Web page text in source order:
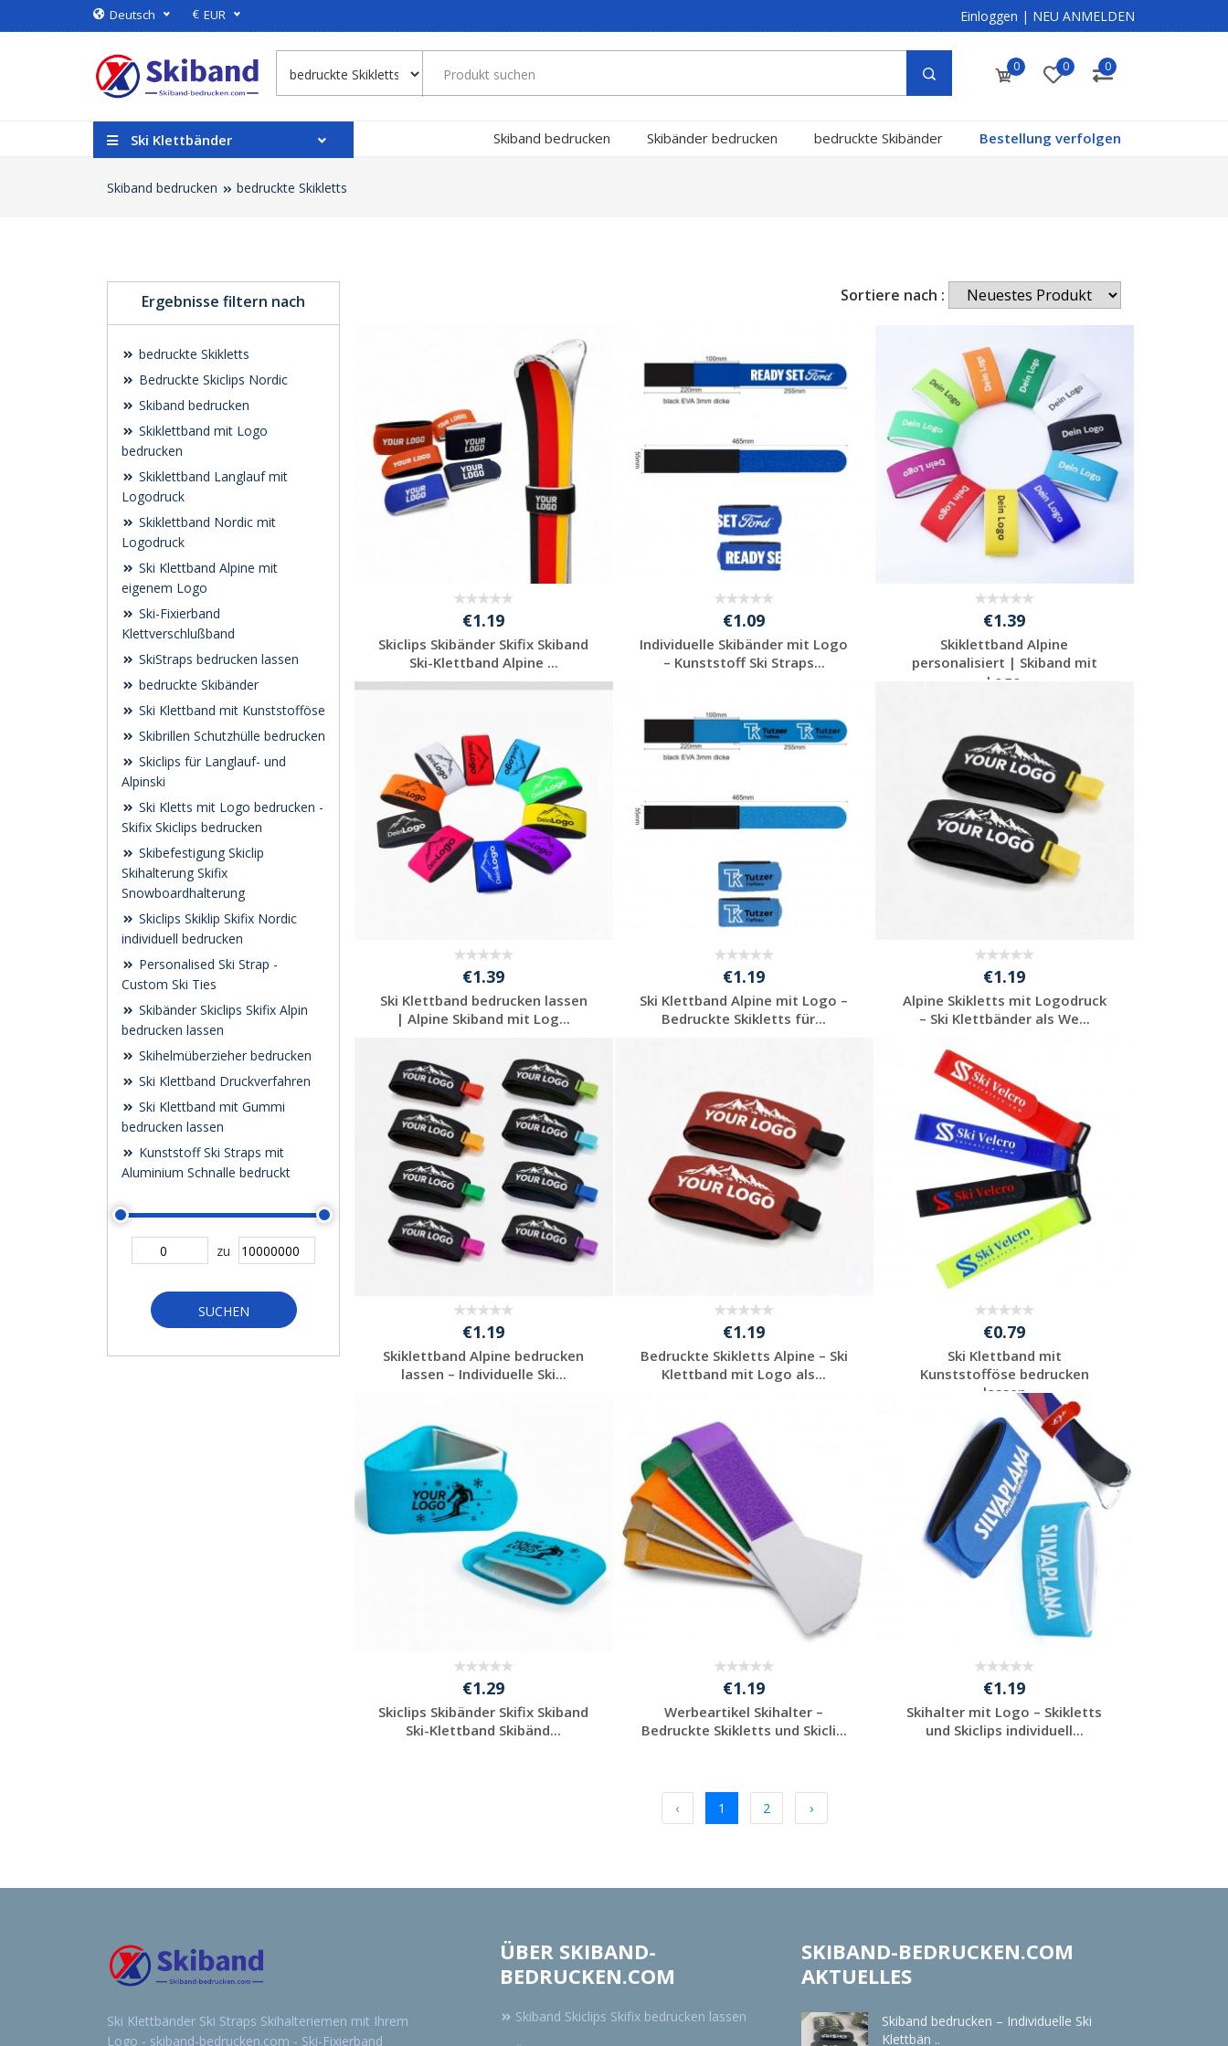
Deutsch € EUR Einloggen | NEU ANMELDEN
0 0 0
Ski Klettbänder Skiband bedrucken Skibänder bedrucken bedruckte Skibänder Bestellung verfolgen
Skiband bedrucken bedruckte Skikletts
Ergebnisse filtern nach
bedruckte Skikletts
Bedruckte Skiclips Nordic
Skiband bedrucken
Skiklettband mit Logo
bedrucken
Skiklettband Langlauf mit
Logodruck
Skiklettband Nordic mit
Logodruck
Ski Klettband Alpine mit
eigenem Logo
Ski-Fixierband
Klettverschlußband
SkiStraps bedrucken lassen
bedruckte Skibänder
Ski Klettband mit Kunststofföse
Skibrillen Schutzhülle bedrucken
Skiclips für Langlauf- und
Alpinski
Ski Kletts mit Logo bedrucken -
Skifix Skiclips bedrucken
Skibefestigung Skiclip
Skihalterung Skifix
Snowboardhalterung
Skiclips Skiklip Skifix Nordic
individuell bedrucken
Personalised Ski Strap -
Custom Ski Ties
Skibänder Skiclips Skifix Alpin
bedrucken lassen
Skihelmüberzieher bedrucken
Ski Klettband Druckverfahren
Ski Klettband mit Gummi
bedrucken lassen
Kunststoff Ski Straps mit
Aluminium Schnalle bedruckt
zu
SUCHEN
Sortiere nach :
€1.19
Skiclips Skibänder Skifix Skiband
Ski-Klettband Alpine ...
anfragen
€1.09
Individuelle Skibänder mit Logo
– Kunststoff Ski Straps...
Werbeartikel
anfragen
€1.39
Skiklettband Alpine
personalisiert | Skiband mit
Logo
anfragen
€1.39
Ski Klettband bedrucken lassen
| Alpine Skiband mit Log...
Individuelle
Werbeartikel
anfragen
€1.19
Ski Klettband Alpine mit Logo –
Bedruckte Skikletts für...
anfragen
€1.19
Alpine Skikletts mit Logodruck
– Ski Klettbänder als We...
Individuelle
Werbeartikel
anfragen
€1.19
Skiklettband Alpine bedrucken
lassen – Individuelle Ski...
Werbeartikel
anfragen
€1.19
Bedruckte Skikletts Alpine – Ski
Klettband mit Logo als...
Werbeartikel
anfragen
€0.79
Ski Klettband mit
Kunststofföse bedrucken
lassen
Individuelle
Werbeartikel
anfragen
€1.29
Skiclips Skibänder Skifix Skiband
Ski-Klettband Skibänd...
€1.19
Werbeartikel Skihalter –
Bedruckte Skikletts und Skicli...
anfragen
€1.19
Skihalter mit Logo – Skikletts
und Skiclips individuell...
‹ 1 2 ›
Ski Klettbänder Ski Straps Skihalteriemen mit Ihrem
Logo - skiband-bedrucken.com - Ski-Fixierband
ÜBER SKIBAND-
BEDRUCKEN.COM
Skiband Skiclips Skifix bedrucken lassen
SKIBAND-BEDRUCKEN.COM
AKTUELLES
Skiband bedrucken – Individuelle Ski
Klettbän ..